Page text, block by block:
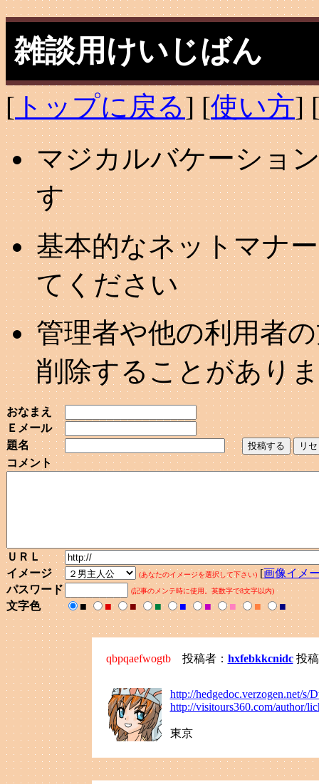
雑談用けいじばん
[ トップに戻る] [使い方]
マジカルバケーショ
す
基本的なネットマナ
てください
管理者や他の利用者
削除することがあり
おなまえ
Ｅメール
題名
コメント
ＵＲＬ
イメージ
(あなたのイメージを選択して下さい) [画像イメ
パスワード
(記事のメンテ時に使用。英数字で8文字以内)
文字色 ■ ■ ■ ■ ■ ■ ■ ■ ■
qbpqaefwogtb投稿者： hxfebkkcnidc投稿
http://hedgedoc.verzogen.net/s/
http://visitours360.com/author/
東京